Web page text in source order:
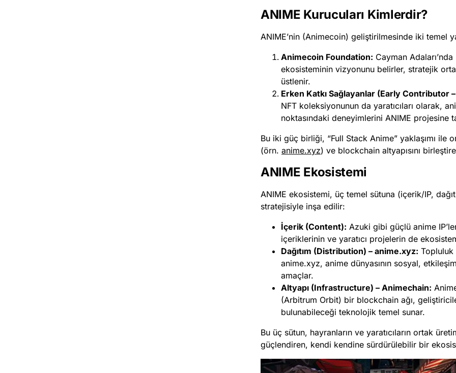
ANIME Kurucuları Kimlerdir?
ANIME’nin (Animecoin) geliştirilmesinde iki temel
Animecoin Foundation: Cayman
ekosisteminin vizyonunu belirler, stratejik
üstlenir.
Erken Katkı Sağlayanlar (Early Contributor
NFT koleksiyonunun da yaratıcıları olarak,
noktasındaki deneyimlerini ANIME projesine
Bu iki güç birliği, “Full Stack Anime” yaklaşımı
(örn. anime.xyz) ve blockchain altyapısını
ANIME Ekosistemi
ANIME ekosistemi, üç temel sütuna (içerik/IP,
stratejisiyle inşa edilir:
İçerik (Content): Azuki gibi güçlü anime
içeriklerinin ve yaratıcı projelerin de
Dağıtım (Distribution) – anime.xyz: Topluluk
anime.xyz, anime dünyasının sosyal,
amaçlar.
Altyapı (Infrastructure) – Animechain:
(Arbitrum Orbit) bir blockchain ağı,
bulunabileceği teknolojik temel sunar.
Bu üç sütun, hayranların ve yaratıcıların ortak
güçlendiren, kendi kendine sürdürülebilir bir